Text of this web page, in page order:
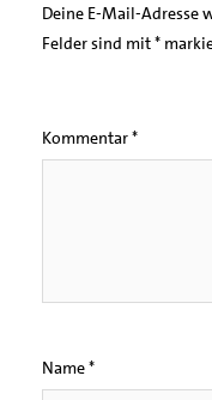
Deine E-Mail-
Felder sind mit*
Kommentar*
Name*